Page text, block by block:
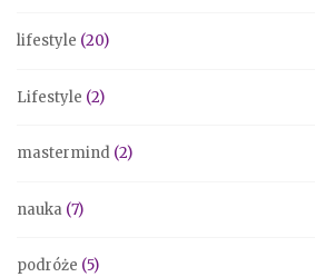
lifestyle (20)
Lifestyle (2)
mastermind (2)
nauka (7)
podróże (5)